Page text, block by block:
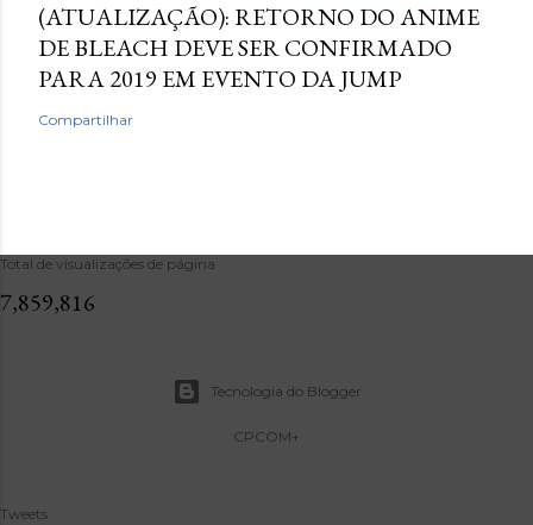
(ATUALIZAÇÃO): RETORNO DO ANIME
DE BLEACH DEVE SER CONFIRMADO
PARA 2019 EM EVENTO DA JUMP
Compartilhar
Total de visualizações de página
7,859,816
Tecnologia do Blogger
CPCOM+
Tweets